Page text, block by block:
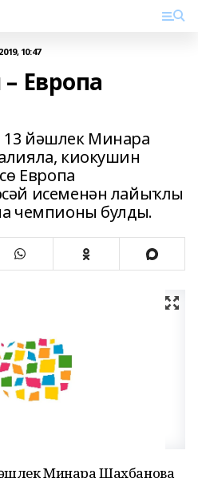
10:47
Европа
йәшлек Минара
киокушин
Европа
исеменән лайыҡлы
чемпионы булды.
Минара Шахбанова